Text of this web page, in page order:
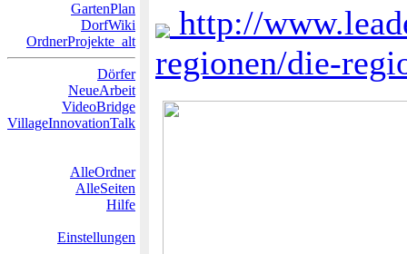
GartenPlan
DorfWiki
OrdnerProjekte_alt
Dörfer
NeueArbeit
VideoBridge
VillageInnovationTalk
AlleOrdner
AlleSeiten
Hilfe
Einstellungen
http://
regionen/die-